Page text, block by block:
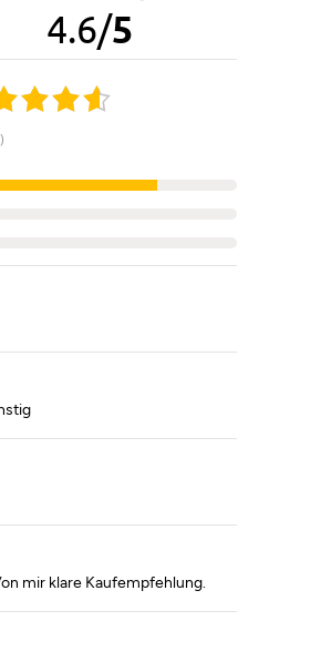
4.6/5
mir klare Kaufempfehlung.